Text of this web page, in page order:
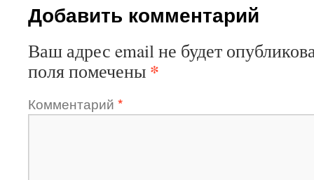
Добавить комментарий
Ваш адрес email не будет
поля помечены *
Комментарий *